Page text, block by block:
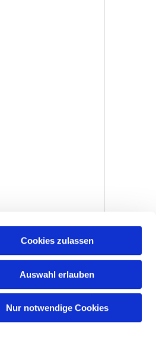
Cookies zulassen
Auswahl erlauben
Nur notwendige Cookies
Impressum und